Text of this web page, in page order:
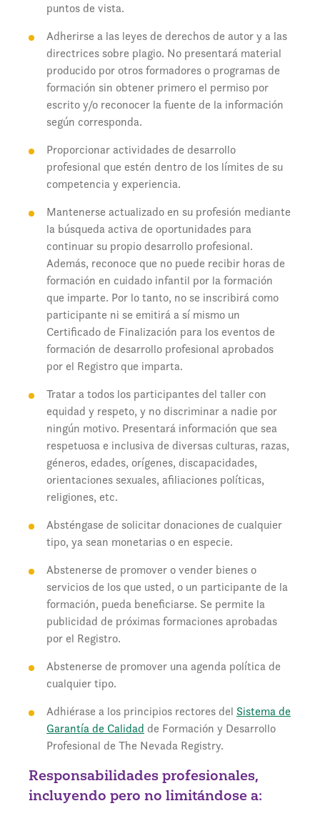
puntos de vista.
Adherirse a las leyes de derechos de autor y a las
directrices sobre plagio. No presentará material
producido por otros formadores o programas de
formación sin obtener primero el permiso por
escrito y/o reconocer la fuente de la información
según corresponda.
Proporcionar actividades de desarrollo
profesional que estén dentro de los límites de su
competencia y experiencia.
Mantenerse actualizado en su profesión mediante
la búsqueda activa de oportunidades para
continuar su propio desarrollo profesional.
Además, reconoce que no puede recibir horas de
formación en cuidado infantil por la formación
que imparte. Por lo tanto, no se inscribirá como
participante ni se emitirá a sí mismo un
Certificado de Finalización para los eventos de
formación de desarrollo profesional aprobados
por el Registro que imparta.
Tratar a todos los participantes del taller con
equidad y respeto, y no discriminar a nadie por
ningún motivo. Presentará información que sea
respetuosa e inclusiva de diversas culturas, razas,
géneros, edades, orígenes, discapacidades,
orientaciones sexuales, afiliaciones políticas,
religiones, etc.
Absténgase de solicitar donaciones de cualquier
tipo, ya sean monetarias o en especie.
Abstenerse de promover o vender bienes o
servicios de los que usted, o un participante de la
formación, pueda beneficiarse. Se permite la
publicidad de próximas formaciones aprobadas
por el Registro.
Abstenerse de promover una agenda política de
cualquier tipo.
Adhiérase a los principios rectores del Sistema de
Garantía de Calidad de Formación y Desarrollo
Profesional de The Nevada Registry.
Responsabilidades profesionales,
incluyendo pero no limitándose a: